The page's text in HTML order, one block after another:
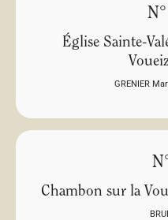
Église Sainte-
GRENIER
Chambon sur la